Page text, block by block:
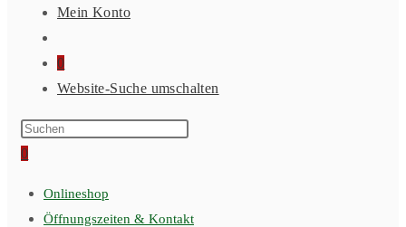
Mein Konto
0
Website-Suche umschalten
0
Onlineshop
Öffnungszeiten & Kontakt